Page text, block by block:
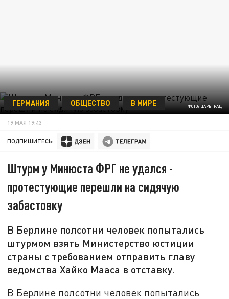
ФОТО: ЦАРЬГРАД
ГЕРМАНИЯ ОБЩЕСТВО В МИРЕ
19 МАЯ 19:43
ПОДПИШИТЕСЬ:
Штурм у Минюста ФРГ не удался -
протестующие перешли на сидячую
забастовку
В Берлине полсотни человек попытались
штурмом взять Министерство юстиции
страны с требованием отправить главу
ведомства Хайко Мааса в отставку.
В Берлине полсотни человек попытались